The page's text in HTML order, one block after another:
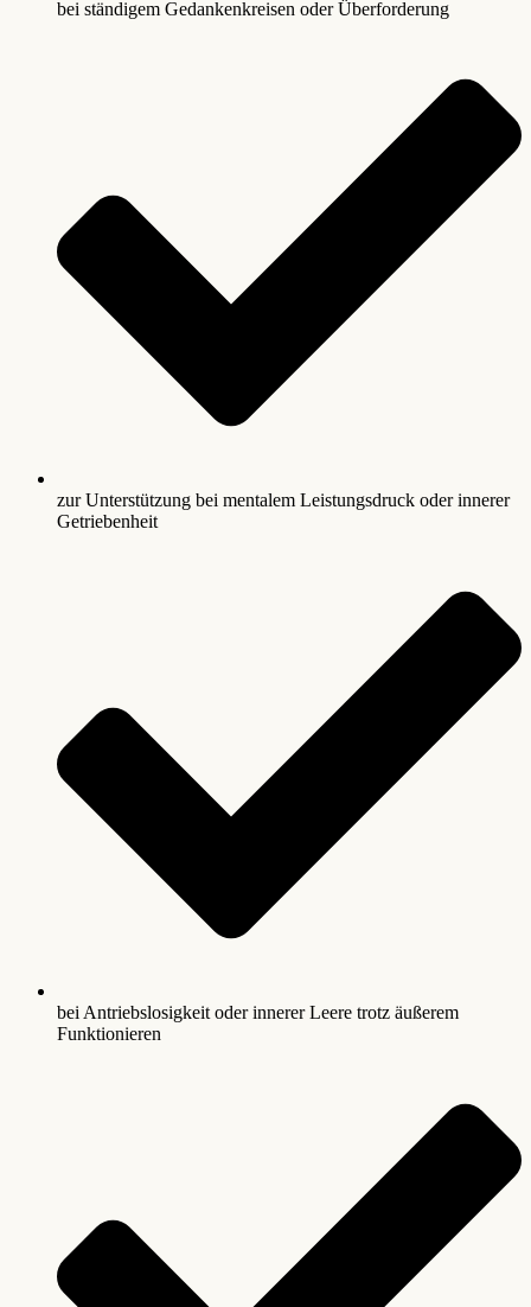
bei ständigem Gedankenkreisen oder Überforderung
zur Unterstützung bei mentalem Leistungsdruck oder innerer
Getriebenheit
bei Antriebslosigkeit oder innerer Leere trotz äußerem
Funktionieren